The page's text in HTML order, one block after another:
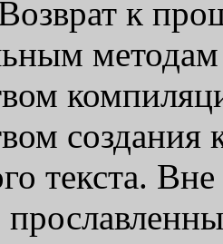
к
создания
текста.